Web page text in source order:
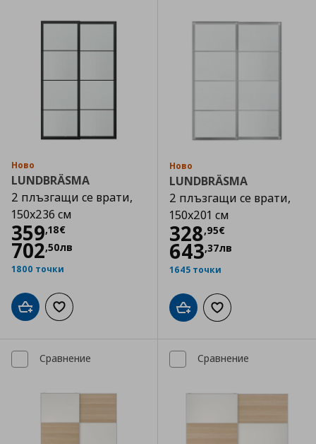
Ново
LUNDBRÄSMA
2 плъзгащи се врати,
150x236 см
359,18€
Цена
702,50лв
1800 точки
Добави в кошницата
Добави към списъка с любими
Ново
LUNDBRÄSMA
2 плъзгащи се врати,
150x201 см
328,95€
Цена
643,37лв
1645 точки
Добави в кошницата
Добави към
Сравнение Сравнение